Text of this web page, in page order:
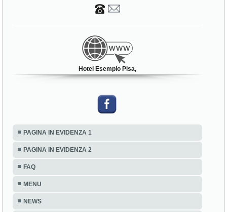
Hotel Esempio Pisa,
PAGINA IN EVIDENZA 1
PAGINA IN EVIDENZA 2
FAQ
MENU
NEWS